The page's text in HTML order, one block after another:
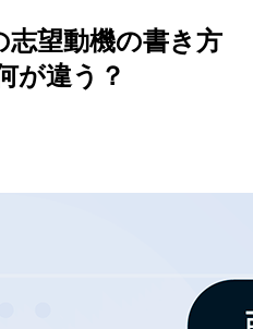
志望動機の書き方
が違う？